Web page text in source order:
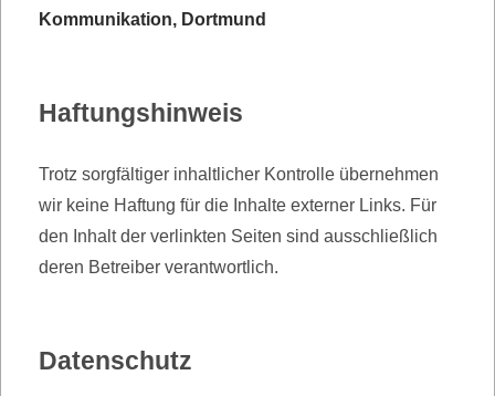
Kommunikation, Dortmund
Haftungshinweis
Trotz sorgfältiger inhaltlicher Kontrolle übernehmen
wir keine Haftung für die Inhalte externer Links. Für
den Inhalt der verlinkten Seiten sind ausschließlich
deren Betreiber verantwortlich.
Datenschutz